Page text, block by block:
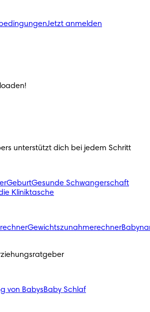
Jetzt anmelden
unterstützt dich bei jedem Schritt
GeburtGesunde Schwangerschaft
Kliniktasche
Gewichtszunahmerechner
von BabysBaby Schlaf